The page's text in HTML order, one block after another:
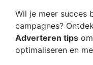
Wil je meer succes
campagnes?
Adverteren tips
optimaliseren en